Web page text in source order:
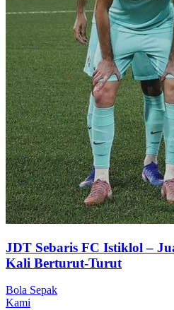
JDT Sebaris FC Istiklol –
Kali Berturut-Turut
Bola Sepak
Kami